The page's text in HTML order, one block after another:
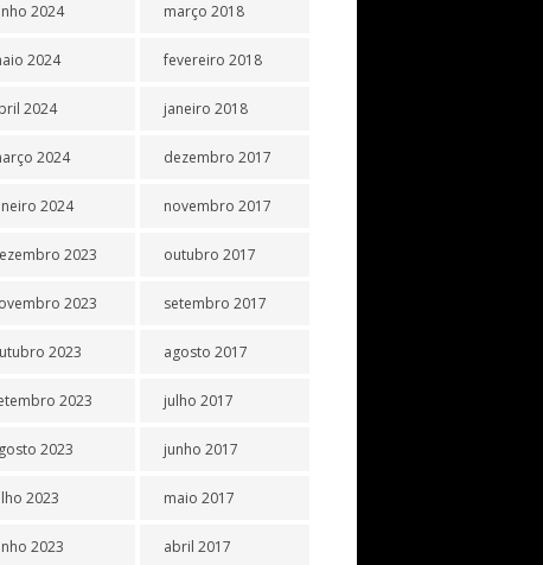
2024
2024
2024
2024
2024
2023
2023
2023
2023
2023
2023
2023
março 2018
fevereiro 2018
janeiro 2018
dezembro 2017
novembro 2017
outubro 2017
setembro 2017
agosto 2017
julho 2017
junho 2017
maio 2017
abril 2017